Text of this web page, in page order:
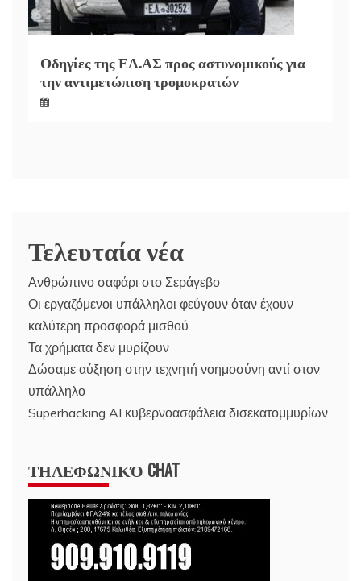
Οδηγίες της ΕΛ.ΑΣ προς αστυνομικούς για
την αντιμετώπιση τρομοκρατών
Τελευταία νέα
Ανθρώπινο σαφάρι στο Σεράγεβο
Οι εργαζόμενοι υπάλληλοι φεύγουν όταν έχουν
καλύτερη προσφορά μισθού
Τα χρήματα δεν μυρίζουν
Δώσαμε αύξηση στην τεχνητή νοημοσύνη αντί στον
υπάλληλο
Superhacking AI κυβερνοασφάλεια δισεκατομμυρίων
ΤΗΛΕΦΩΝΙΚΌ CHAT